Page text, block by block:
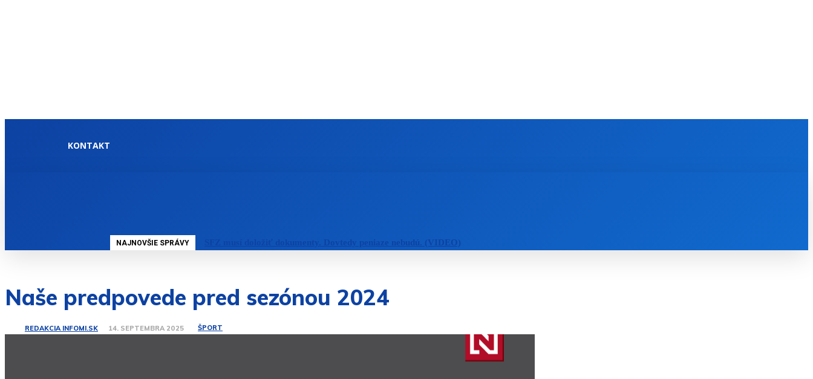
KONTAKT
NAJNOVŠIE SPRÁVY SFZ musí doložiť dokumenty. Dovtedy peniaze nebudú. (VIDEO)
Naše predpovede pred sezónou 2024
REDAKCIA INFOMI.SK 14. SEPTEMBRA 2025 ŠPORT